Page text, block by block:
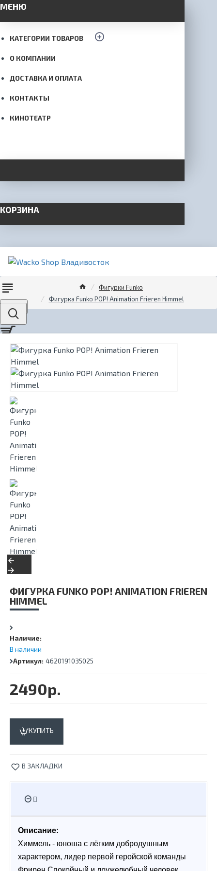
МЕНЮ
КАТЕГОРИИ ТОВАРОВ
О КОМПАНИИ
ДОСТАВКА И ОПЛАТА
КОНТАКТЫ
КИНОТЕАТР
КОРЗИНА
Menu
Фигурки Funko
Фигурка Funko POP! Animation Frieren Himmel
ФИГУРКА FUNKO POP! ANIMATION FRIEREN
HIMMEL
Наличие:
В наличии
Артикул: 4620191035025
2490р.
КУПИТЬ
В ЗАКЛАДКИ
Описание:
Химмель - юноша с лёгким добродушным
характером, лидер первой геройской команды